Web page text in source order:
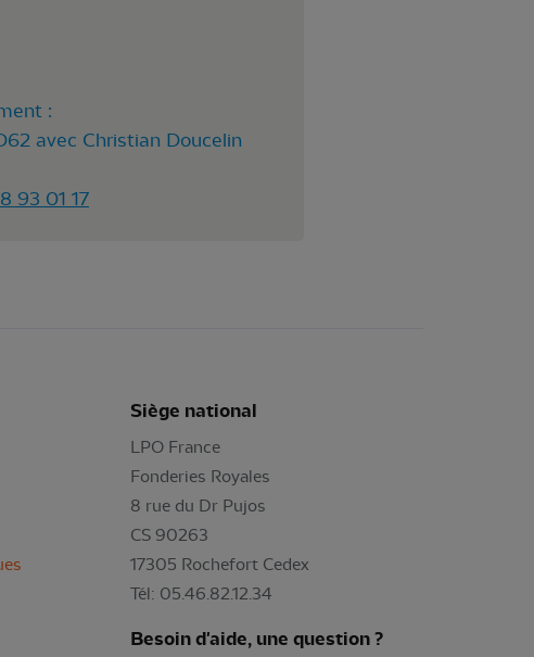
:
avec Christian Doucelin
93 01 17
Siège national
LPO France
Fonderies Royales
8 rue du Dr Pujos
CS 90263
17305 Rochefort Cedex
Tél: 05.46.82.12.34
Besoin d'aide, une question ?